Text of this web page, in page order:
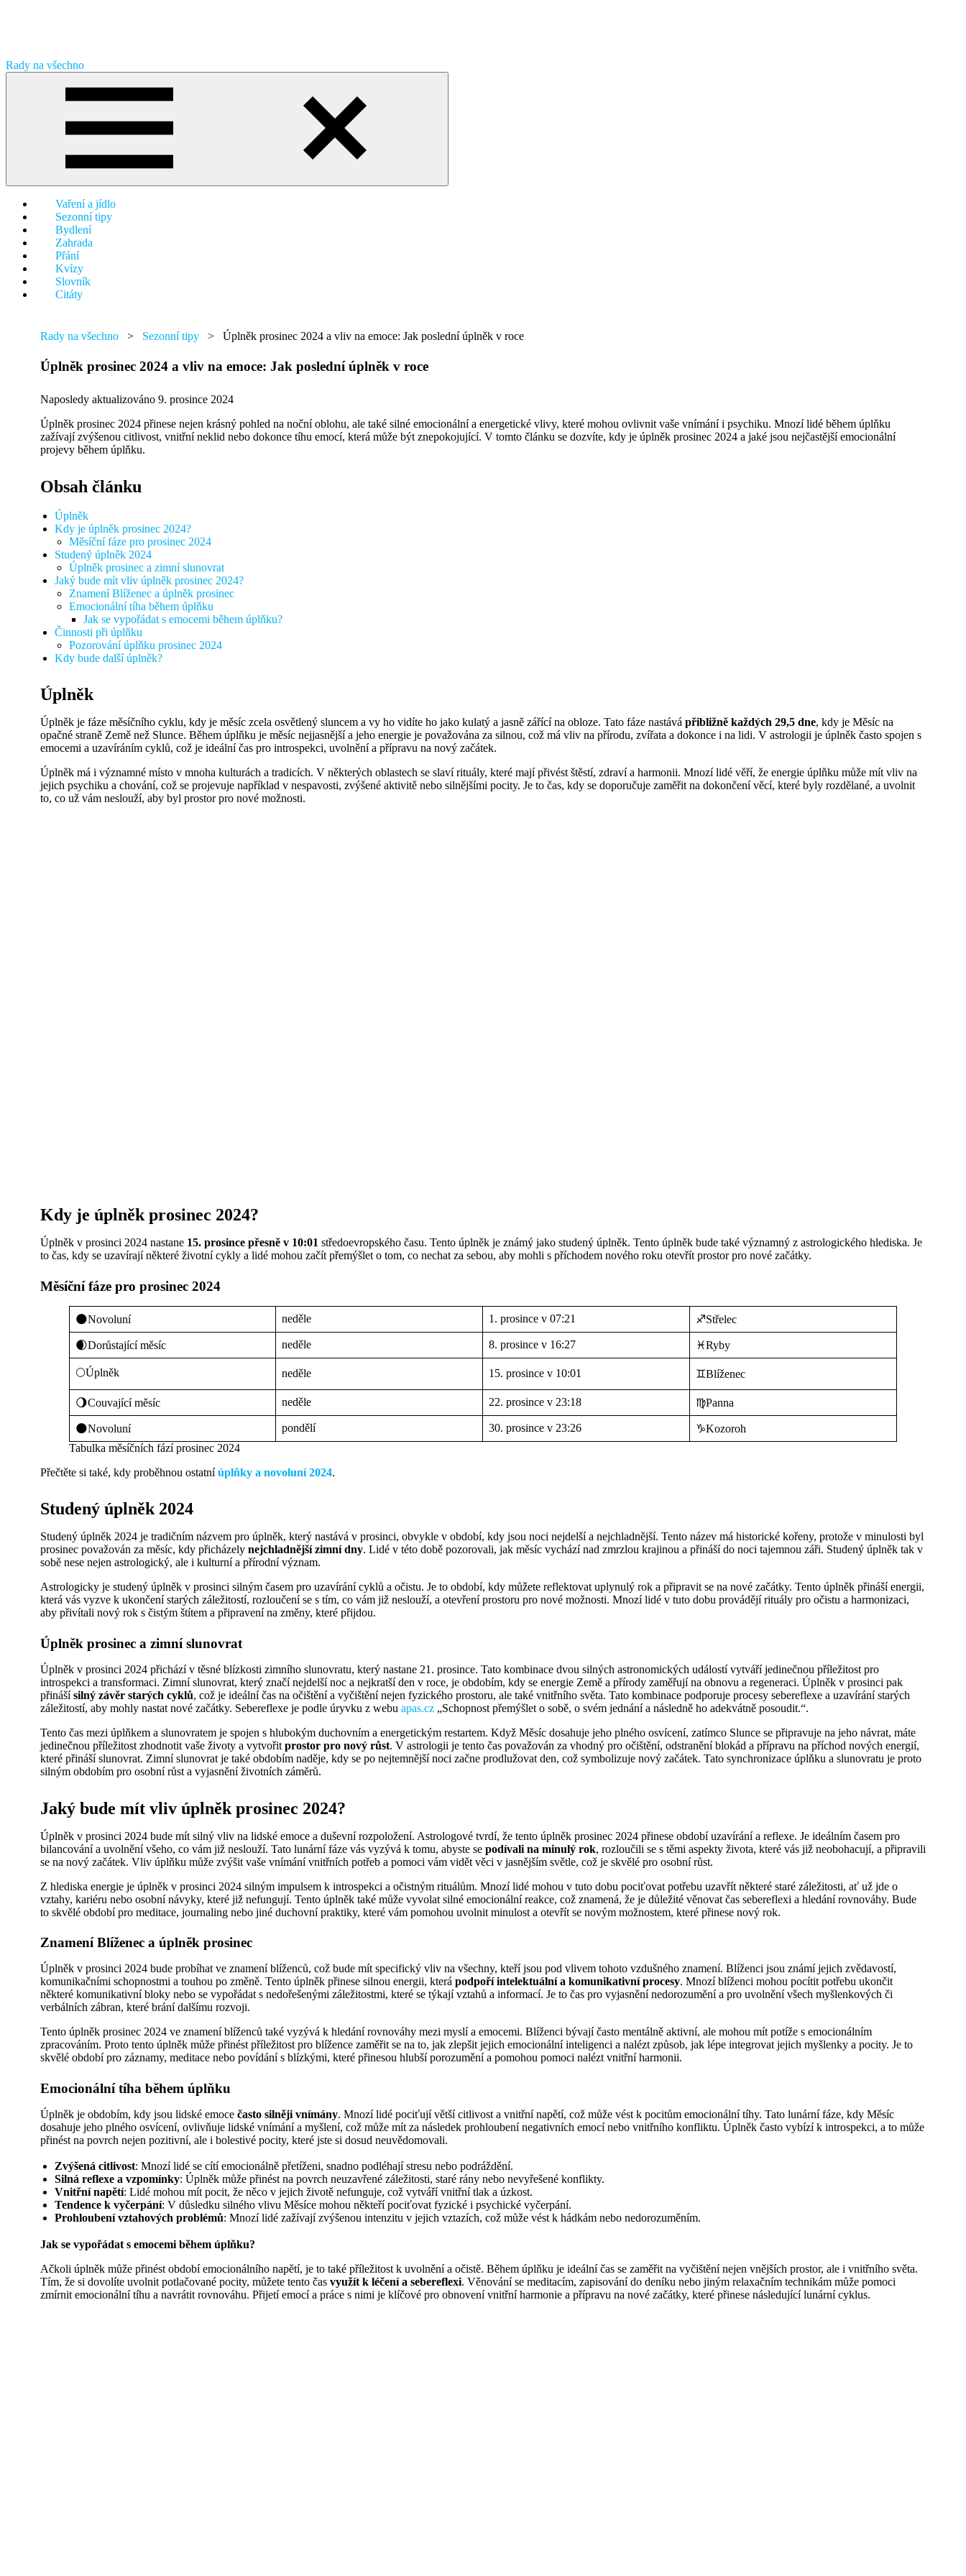
Rady na všechno
jednom
místě.
vaření,
přes
zahradu
každého
Vaření a jídlo
Sezonní tipy
Bydlení
Zahrada
Přání
Kvízy
Slovník
Citáty
Rady na všechno > Sezonní tipy > Úplněk prosinec 2024 a vliv na emoce: Jak poslední úplněk v roce
Úplněk prosinec 2024 a vliv na emoce: Jak poslední úplněk v roce
Naposledy aktualizováno 9. prosince 2024
Úplněk prosinec 2024 přinese nejen krásný pohled na noční oblohu, ale také silné emocionální a energetické vlivy, které mohou ovlivnit vaše vnímání i psychiku. Mnozí lidé během úplňku
zažívají zvýšenou citlivost, vnitřní neklid nebo dokonce tíhu emocí, která může být znepokojující. V tomto článku se dozvíte, kdy je úplněk prosinec 2024 a jaké jsou nejčastější emocionální
projevy během úplňku.
Obsah článku
Úplněk
Kdy je úplněk prosinec 2024?
Měsíční fáze pro prosinec 2024
Studený úplněk 2024
Úplněk prosinec a zimní slunovrat
Jaký bude mít vliv úplněk prosinec 2024?
Znamení Blíženec a úplněk prosinec
Emocionální tíha během úplňku
Jak se vypořádat s emocemi během úplňku?
Činnosti při úplňku
Pozorování úplňku prosinec 2024
Kdy bude další úplněk?
Úplněk
Úplněk je fáze měsíčního cyklu, kdy je měsíc zcela osvětlený sluncem a vy ho vidíte ho jako kulatý a jasně zářící na obloze. Tato fáze nastává přibližně každých 29,5 dne, kdy je Měsíc na
opačné straně Země než Slunce. Během úplňku je měsíc nejjasnější a jeho energie je považována za silnou, což má vliv na přírodu, zvířata a dokonce i na lidi. V astrologii je úplněk často spojen s
emocemi a uzavíráním cyklů, což je ideální čas pro introspekci, uvolnění a přípravu na nový začátek.
Úplněk má i významné místo v mnoha kulturách a tradicích. V některých oblastech se slaví rituály, které mají přivést štěstí, zdraví a harmonii. Mnozí lidé věří, že energie úplňku může mít vliv na
jejich psychiku a chování, což se projevuje například v nespavosti, zvýšené aktivitě nebo silnějšími pocity. Je to čas, kdy se doporučuje zaměřit na dokončení věcí, které byly rozdělané, a uvolnit
to, co už vám neslouží, aby byl prostor pro nové možnosti.
Kdy je úplněk prosinec 2024?
Úplněk v prosinci 2024 nastane 15. prosince přesně v 10:01 středoevropského času. Tento úplněk je známý jako studený úplněk. Tento úplněk bude také významný z astrologického hlediska. Je
to čas, kdy se uzavírají některé životní cykly a lidé mohou začít přemýšlet o tom, co nechat za sebou, aby mohli s příchodem nového roku otevřít prostor pro nové začátky.
Měsíční fáze pro prosinec 2024
🌑Novoluní neděle 1. prosince v 07:21 ♐Střelec
🌒Dorůstající měsíc neděle 8. prosince v 16:27 ♓Ryby
🌕Úplněk neděle 15. prosince v 10:01 ♊Blíženec
🌖Couvající měsíc neděle 22. prosince v 23:18 ♍Panna
🌑Novoluní pondělí 30. prosince v 23:26
♑Kozoroh
Tabulka měsíčních fází prosinec 2024
Přečtěte si také, kdy proběhnou ostatníúplňky a novoluní 2024.
Studený úplněk 2024
Studený úplněk 2024 je tradičním názvem pro úplněk, který nastává v prosinci, obvykle v období, kdy jsou noci nejdelší a nejchladnější. Tento název má historické kořeny, protože v minulosti byl
prosinec považován za měsíc, kdy přicházely nejchladnější zimní dny. Lidé v této době pozorovali, jak měsíc vychází nad zmrzlou krajinou a přináší do noci tajemnou záři. Studený úplněk tak v
sobě nese nejen astrologický, ale i kulturní a přírodní význam.
Astrologicky je studený úplněk v prosinci silným časem pro uzavírání cyklů a očistu. Je to období, kdy můžete reflektovat uplynulý rok a připravit se na nové začátky. Tento úplněk přináší energii,
která vás vyzve k ukončení starých záležitostí, rozloučení se s tím, co vám již neslouží, a otevření prostoru pro nové možnosti. Mnozí lidé v tuto dobu provádějí rituály pro očistu a harmonizaci,
aby přivítali nový rok s čistým štítem a připravení na změny, které přijdou.
Úplněk prosinec a zimní slunovrat
Úplněk v prosinci 2024 přichází v těsné blízkosti zimního slunovratu, který nastane 21. prosince. Tato kombinace dvou silných astronomických událostí vytváří jedinečnou příležitost pro
introspekci a transformaci. Zimní slunovrat, který značí nejdelší noc a nejkratší den v roce, je obdobím, kdy se energie Země a přírody zaměřují na obnovu a regeneraci. Úplněk v prosinci pak
přinášísilný závěr starých cyklů, což je ideální čas na očištění a vyčištění nejen fyzického prostoru, ale také vnitřního světa. Tato kombinace podporuje procesy sebereflexe a uzavírání starých
záležitostí, aby mohly nastat nové začátky. Sebereflexe je podle úryvku z webu apas.cz „Schopnost přemýšlet o sobě, o svém jednání a následně ho adekvátně posoudit.“.
Tento čas mezi úplňkem a slunovratem je spojen s hlubokým duchovním a energetickým restartem. Když Měsíc dosahuje jeho plného osvícení, zatímco Slunce se připravuje na jeho návrat, máte
jedinečnou příležitost zhodnotit vaše životy a vytvořit prostor pro nový růst. V astrologii je tento čas považován za vhodný pro očištění, odstranění blokád a přípravu na příchod nových energií,
které přináší slunovrat. Zimní slunovrat je také obdobím naděje, kdy se po nejtemnější noci začne prodlužovat den, což symbolizuje nový začátek. Tato synchronizace úplňku a slunovratu je proto
silným obdobím pro osobní růst a vyjasnění životních záměrů.
Jaký bude mít vliv úplněk prosinec 2024?
Úplněk v prosinci 2024 bude mít silný vliv na lidské emoce a duševní rozpoložení. Astrologové tvrdí, že tento úplněk prosinec 2024 přinese období uzavírání a reflexe. Je ideálním časem pro
bilancování a uvolnění všeho, co vám již neslouží. Tato lunární fáze vás vyzývá k tomu, abyste se podívali na minulý rok, rozloučili se s těmi aspekty života, které vás již neobohacují, a připravili
se na nový začátek. Vliv úplňku může zvýšit vaše vnímání vnitřních potřeb a pomoci vám vidět věci v jasnějším světle, což je skvělé pro osobní růst.
Z hlediska energie je úplněk v prosinci 2024 silným impulsem k introspekci a očistným rituálům. Mnozí lidé mohou v tuto dobu pociťovat potřebu uzavřít některé staré záležitosti, ať už jde o
vztahy, kariéru nebo osobní návyky, které již nefungují. Tento úplněk také může vyvolat silné emocionální reakce, což znamená, že je důležité věnovat čas sebereflexi a hledání rovnováhy. Bude
to skvělé období pro meditace, journaling nebo jiné duchovní praktiky, které vám pomohou uvolnit minulost a otevřít se novým možnostem, které přinese nový rok.
Znamení Blíženec a úplněk prosinec
Úplněk v prosinci 2024 bude probíhat ve znamení blíženců, což bude mít specifický vliv na všechny, kteří jsou pod vlivem tohoto vzdušného znamení. Blíženci jsou známí jejich zvědavostí,
komunikačními schopnostmi a touhou po změně. Tento úplněk přinese silnou energii, která podpoří intelektuální a komunikativní procesy. Mnozí blíženci mohou pocítit potřebu ukončit
některé komunikativní bloky nebo se vypořádat s nedořešenými záležitostmi, které se týkají vztahů a informací. Je to čas pro vyjasnění nedorozumění a pro uvolnění všech myšlenkových či
verbálních zábran, které brání dalšímu rozvoji.
Tento úplněk prosinec 2024 ve znamení blíženců také vyzývá k hledání rovnováhy mezi myslí a emocemi. Blíženci bývají často mentálně aktivní, ale mohou mít potíže s emocionálním
zpracováním. Proto tento úplněk může přinést příležitost pro blížence zaměřit se na to, jak zlepšit jejich emocionální inteligenci a nalézt způsob, jak lépe integrovat jejich myšlenky a pocity. Je to
skvělé období pro záznamy, meditace nebo povídání s blízkými, které přinesou hlubší porozumění a pomohou pomoci nalézt vnitřní harmonii.
Emocionální tíha během úplňku
Úplněk je obdobím, kdy jsou lidské emoce často silněji vnímány. Mnozí lidé pociťují větší citlivost a vnitřní napětí, což může vést k pocitům emocionální tíhy. Tato lunární fáze, kdy Měsíc
dosahuje jeho plného osvícení, ovlivňuje lidské vnímání a myšlení, což může mít za následek prohloubení negativních emocí nebo vnitřního konfliktu. Úplněk často vybízí k introspekci, a to může
přinést na povrch nejen pozitivní, ale i bolestivé pocity, které jste si dosud neuvědomovali.
Zvýšená citlivost: Mnozí lidé se cítí emocionálně přetíženi, snadno podléhají stresu nebo podráždění.
Silná reflexe a vzpomínky: Úplněk může přinést na povrch neuzavřené záležitosti, staré rány nebo nevyřešené konflikty.
Vnitřní napětí: Lidé mohou mít pocit, že něco v jejich životě nefunguje, což vytváří vnitřní tlak a úzkost.
Tendence k vyčerpání: V důsledku silného vlivu Měsíce mohou někteří pociťovat fyzické i psychické vyčerpání.
Prohloubení vztahových problémů: Mnozí lidé zažívají zvýšenou intenzitu v jejich vztazích, což může vést k hádkám nebo nedorozuměním.
Jak se vypořádat s emocemi během úplňku?
Ačkoli úplněk může přinést období emocionálního napětí, je to také příležitost k uvolnění a očistě. Během úplňku je ideální čas se zaměřit na vyčištění nejen vnějších prostor, ale i vnitřního světa.
Tím, že si dovolíte uvolnit potlačované pocity, můžete tento čas využít k léčení a sebereflexi. Věnování se meditacím, zapisování do deníku nebo jiným relaxačním technikám může pomoci
zmírnit emocionální tíhu a navrátit rovnováhu. Přijetí emocí a práce s nimi je klíčové pro obnovení vnitřní harmonie a přípravu na nové začátky, které přinese následující lunární cyklus.